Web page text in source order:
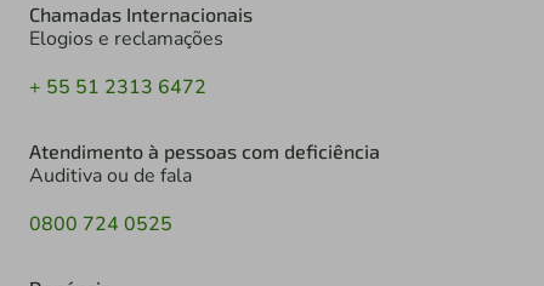
Chamadas Internacionais
Elogios e reclamações
+ 55 51 2313 6472
Atendimento à pessoas com deficiência
Auditiva ou de fala
0800 724 0525